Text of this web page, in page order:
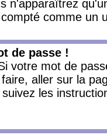
n'apparaîtrez
comme un
de passe !
votre mot de
aller sur la
les